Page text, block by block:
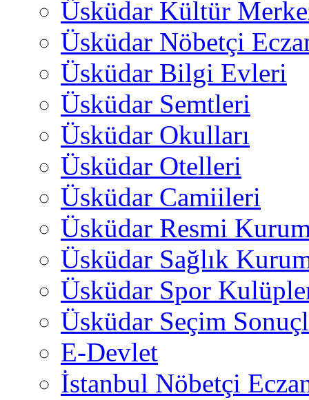
Üsküdar Kültür
Üsküdar Nöbetçi
Üsküdar Bilgi Evleri
Üsküdar Semtleri
Üsküdar Okulları
Üsküdar Otelleri
Üsküdar Camiileri
Üsküdar Resmi
Üsküdar Sağlık
Üsküdar Spor
Üsküdar Seçim
E-Devlet
İstanbul Nöbetçi